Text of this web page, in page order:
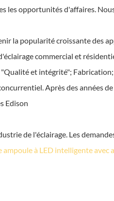
les opportunités d'affaires.
la popularité croissante des
commercial et
et intégrité";
Après des années
Edison
de l'éclairage. Les
ampoule à LED intelligente